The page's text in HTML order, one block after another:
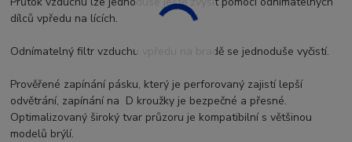
dílců vpředu na lících.
Odnímatelný filtr vzduchu vpředu na bradě se jednoduše vyčistí.
Prověřené zapínání pásku, který je perforovaný zajistí lepší
odvětrání, zapínání na D kroužky je bezpečné a přesné.
Optimalizovaný široký tvar průzoru je kompatibilní s většinou
modelů brýlí.